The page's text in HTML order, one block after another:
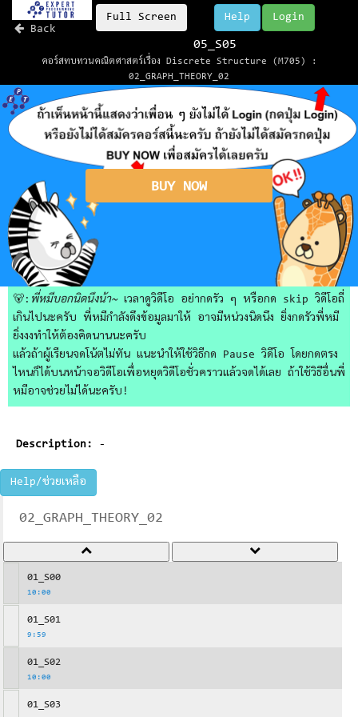
Back
Full Screen Login
Help
05_S05
คอร์สทบทวนคณิตศาสตร์เรื่อง Discrete Structure (M705) :
02_GRAPH_THEORY_02
BUY NOW
🐻: พี่หมีบอกนิดนึงน้า~เวลาดูวิดีโอ อย่ากดรัว ๆ หรือกด skip วิดีโอถี่
เกินไปนะครับ พี่หมีกำลังดึงข้อมูลมาให้ อาจมีหน่วงนิดนึง ยิ่งกดรัวพี่หมี
ยิ่งงงทำให้ต้องคิดนานนะครับ
แล้วถ้าผู้เรียนจดโน้ตไม่ทัน แนะนำให้ใช้วิธีกด Pause วิดีโอ โดยกดตรง
ไหนก็ได้บนหน้าจอวิดีโอเพื่อหยุดวิดีโอชั่วคราวแล้วจดได้เลย ถ้าใช้วิธีอื่นพี่
หมีอาจช่วยไม่ได้นะครับ!
Description: -
Help/ช่วยเหลือ
02_GRAPH_THEORY_02
01_S00
10:00
01_S01
9:59
01_S02
10:00
01_S03